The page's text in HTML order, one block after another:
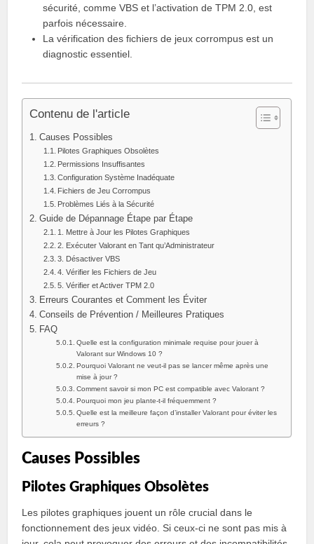
sécurité, comme VBS et l’activation de TPM 2.0, est
parfois nécessaire.
La vérification des fichiers de jeux corrompus est un
diagnostic essentiel.
Contenu de l'article
Causes Possibles
Pilotes Graphiques Obsolètes
Permissions Insuffisantes
Configuration Système Inadéquate
Fichiers de Jeu Corrompus
Problèmes Liés à la Sécurité
Guide de Dépannage Étape par Étape
1. Mettre à Jour les Pilotes Graphiques
2. Exécuter Valorant en Tant qu’Administrateur
3. Désactiver VBS
4. Vérifier les Fichiers de Jeu
5. Vérifier et Activer TPM 2.0
Erreurs Courantes et Comment les Éviter
Conseils de Prévention / Meilleures Pratiques
FAQ
Quelle est la configuration minimale requise pour jouer à
Valorant sur Windows 10 ?
Pourquoi Valorant ne veut-il pas se lancer même après une
mise à jour ?
Comment savoir si mon PC est compatible avec Valorant ?
Pourquoi mon jeu plante-t-il fréquemment ?
Quelle est la meilleure façon d’installer Valorant pour éviter les
erreurs ?
Causes Possibles
Pilotes Graphiques Obsolètes
Les pilotes graphiques jouent un rôle crucial dans le
fonctionnement des jeux vidéo. Si ceux-ci ne sont pas mis à